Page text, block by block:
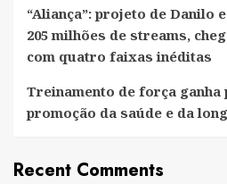
“Aliança”: projeto de Danilo
205 milhões de streams,
com quatro faixas inéditas
Treinamento de força ganha
promoção da saúde e da
Recent Comments